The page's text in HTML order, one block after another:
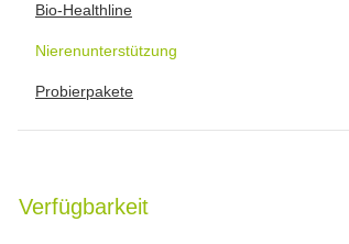
Bio-Healthline
Nierenunterstützung
Probierpakete
Verfügbarkeit